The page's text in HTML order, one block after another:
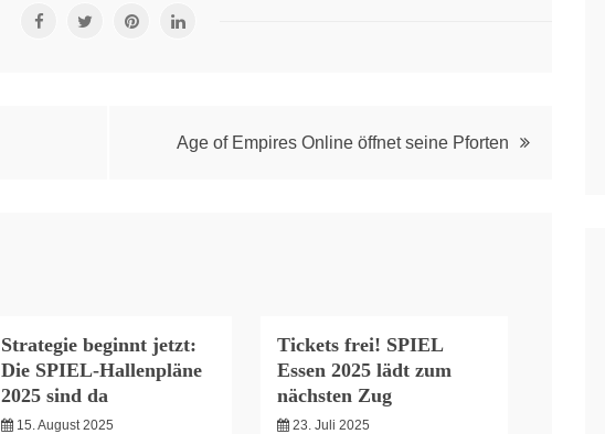
Age of Empires Online öffnet seine Pforten
Strategie beginnt jetzt:
Die SPIEL-Hallenpläne
2025 sind da
15. August 2025
Tickets frei! SPIEL
Essen 2025 lädt zum
nächsten Zug
23. Juli 2025